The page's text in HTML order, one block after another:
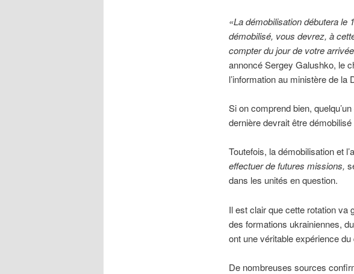
«La démobilisation débutera
démobilisé, vous devrez, à
compter du jour de votre
annoncé Sergey Galushko, le
l’information au ministère de la
Si on comprend bien,
dernière devrait être
Toutefois, la démobilisation et
effectuer de futures missions,
dans les unités en question.
Il est clair que cette rotation va
des formations ukrainiennes,
ont une véritable expérience
De nombreuses sources